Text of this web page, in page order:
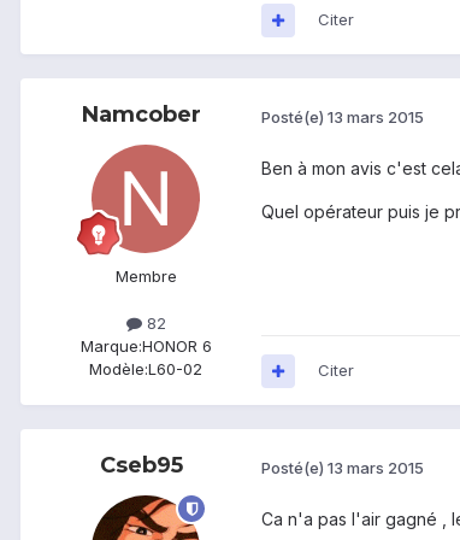
Citer
Namcober
Membre
82
Marque:HONOR 6
Modèle:L60-02
Posté(e) 13 mars 2015
Ben à mon avis c'est
Quel opérateur puis je
Citer
Cseb95 Posté(e) 13 mars 2015
Ca n'a pas l'air gagné ,